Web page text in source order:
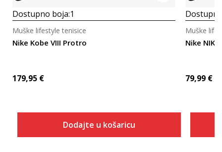
Dostupno boja:1
Nike Kobe VIII Protro
Muške lifestyle tenisice
179,95 €
Dodajte u košaricu
Nike NIKE
Muške
79,99 €